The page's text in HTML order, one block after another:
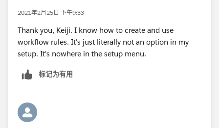
2021年2月25日 下午9:33
Thank you, Keiji. I know how to create and use
workflow rules. It's just literally not an option in my
setup. It's nowhere in the setup menu.
标记为有用